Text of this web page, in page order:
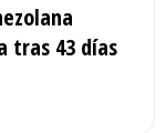
tras 43 días